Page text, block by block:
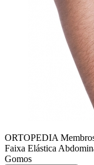
ORTOPEDIA
Faixa Elástica
Gomos